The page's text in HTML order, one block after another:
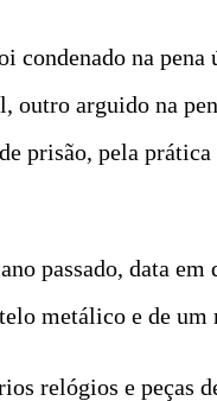
na
arguido na
prisão, pela
passado, data
metálico e de
relógios e peças